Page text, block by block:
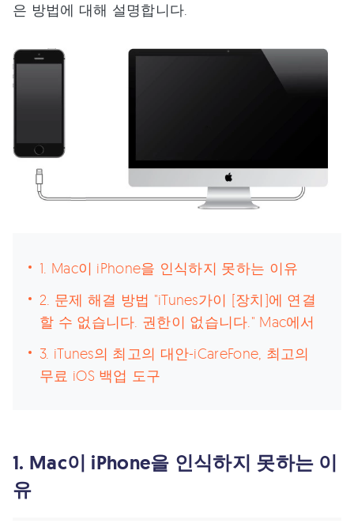
은 방법에 대해 설명합니다.
1. Mac이 iPhone을 인식하지 못하는 이유
2. 문제 해결 방법 "iTunes가이 [장치]에 연결
할 수 없습니다. 권한이 없습니다." Mac에서
3. iTunes의 최고의 대안-iCareFone, 최고의
무료 iOS 백업 도구
1. Mac이 iPhone을 인식하지 못하는 이
유